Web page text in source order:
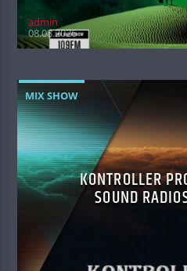
admin
08.08.2026
MIX SHOW
KONTROLLER
SOUND